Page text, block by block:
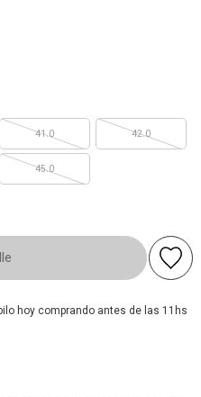
41.0 42.0
45.0
hoy comprando antes de las 11hs